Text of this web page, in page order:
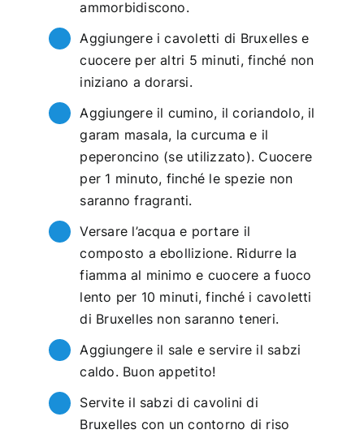
ammorbidiscono.
Aggiungere i cavoletti di Bruxelles e
cuocere per altri 5 minuti, finché non
iniziano a dorarsi.
Aggiungere il cumino, il coriandolo, il
garam masala, la curcuma e il
peperoncino (se utilizzato). Cuocere
per 1 minuto, finché le spezie non
saranno fragranti.
Versare l’acqua e portare il
composto a ebollizione. Ridurre la
fiamma al minimo e cuocere a fuoco
lento per 10 minuti, finché i cavoletti
di Bruxelles non saranno teneri.
Aggiungere il sale e servire il sabzi
caldo. Buon appetito!
Servite il sabzi di cavolini di
Bruxelles con un contorno di riso